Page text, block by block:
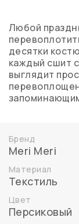
Любой
десятки
каждый сшит
выглядит
Бренд
Meri Meri
Материал
Текстиль
Цвет
Персиковый